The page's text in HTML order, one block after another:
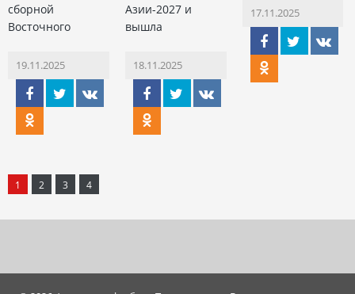
сборной
Восточного
19.11.2025
Азии-2027 и
вышла
18.11.2025
17.11.2025
1 2 3 4